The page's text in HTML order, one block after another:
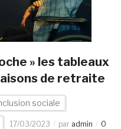
» les tableaux
de retraite
sociale
17/03/2023 par admin
0